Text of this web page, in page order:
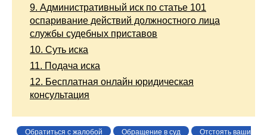
9. Административный иск по статье 101
оспаривание действий должностного лица
службы судебных приставов
10. Суть иска
11. Подача иска
12. Бесплатная онлайн юридическая
консультация
Обратиться с жалобой Обращение в суд
Отстоять ваши